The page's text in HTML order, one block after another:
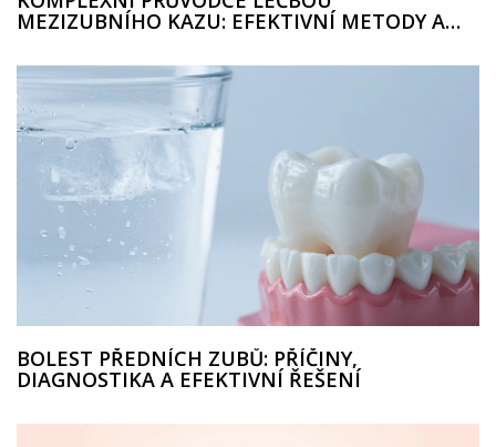
MEZIZUBNÍHO KAZU: EFEKTIVNÍ METODY A
BOLEST PŘEDNÍCH ZUBŮ: PŘÍČINY,
DIAGNOSTIKA A EFEKTIVNÍ ŘEŠENÍ